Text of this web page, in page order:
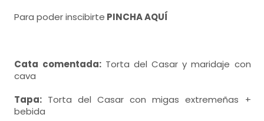
Para poder inscibirte PINCHA AQUÍ
Cata comentada:Torta del Casar y maridaje con
cava
Tapa: Torta del Casar con migas extremeñas +
bebida